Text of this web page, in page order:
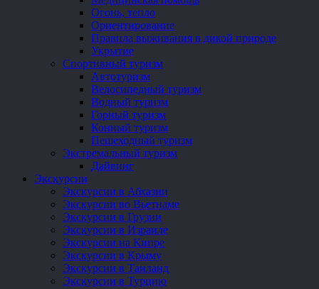
Огонь, тепло
Ориентирование
Правила выживания в дикой природе
Укрытие
Спортивный туризм
Автотуризм
Велосипедный туризм
Водный туризм
Горный туризм
Конный туризм
Пешеходный туризм
Экстремальный туризм
Дайвинг
Экскурсии
Экскурсии в Абхазии
Экскурсии во Вьетнаме
Экскурсии в Грузии
Экскурсии в Израиле
Экскурсии на Кипре
Экскурсии в Крыму
Экскурсии в Таиланд
Экскурсии в Турцию